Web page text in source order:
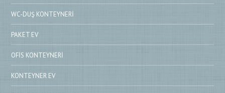
WC-DUŞ KONTEYNERI
PAKET EV
OFIS KONTEYNERI
KONTEYNER EV